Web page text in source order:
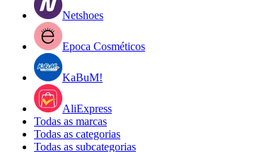
Netshoes
Epoca Cosméticos
KaBuM!
AliExpress
Todas as marcas
Todas as categorias
Todas as subcategorias